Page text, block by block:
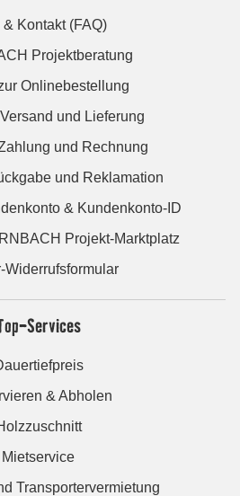
& Kontakt (FAQ)
Projektberatung
Onlinebestellung
und Lieferung
und Rechnung
und Reklamation
& Kundenkonto-ID
Projekt-Marktplatz
Widerrufsformular
Services
& Abholen
Mietservice
Transportervermietung